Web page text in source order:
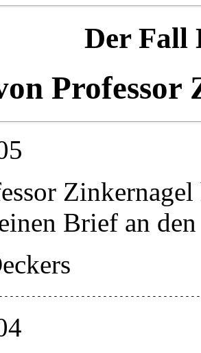
Der Fall
Professor
Brief an